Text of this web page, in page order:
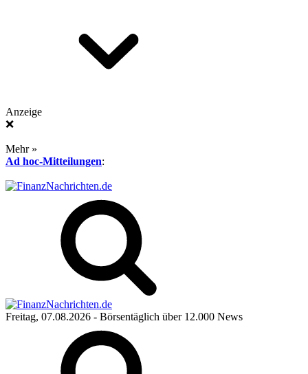
Anzeige
❌
Mehr »
Ad hoc-Mitteilungen:
Freitag, 07.08.2026 - Börsentäglich über 12.000 News